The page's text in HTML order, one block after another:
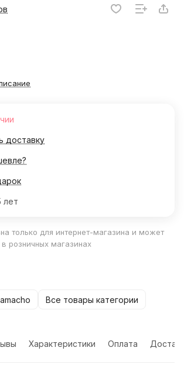
доставку
лет
только для интернет-магазина и может
в розничных магазинах
Все товары категории
Характеристики Оплата